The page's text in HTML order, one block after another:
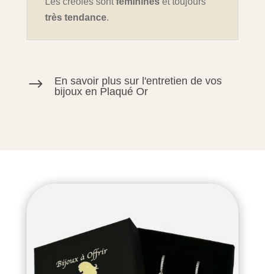
très tendance.
$
En savoir plus sur l'entretien de vos
bijoux en Plaqué Or